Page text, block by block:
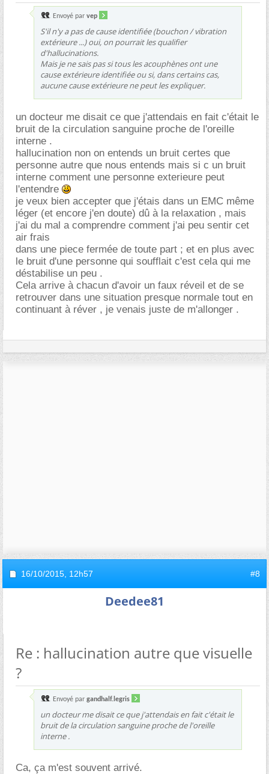
Envoyé par vep
S'il n'y a pas de cause identifiée (bouchon / vibration
extérieure ...) oui, on pourrait les qualifier
d'hallucinations.
Mais je ne sais pas si tous les acouphènes ont une
cause extérieure identifiée ou si, dans certains cas,
aucune cause extérieure ne peut les expliquer.
un docteur me disait ce que j'attendais en fait c'était le
bruit de la circulation sanguine proche de l'oreille
interne .
hallucination non on entends un bruit certes que
personne autre que nous entends mais si c un bruit
interne comment une personne exterieure peut
l'entendre
je veux bien accepter que j'étais dans un EMC même
léger (et encore j'en doute) dû à la relaxation , mais
j'ai du mal a comprendre comment j'ai peu sentir cet
air frais
dans une piece fermée de toute part ; et en plus avec
le bruit d'une personne qui soufflait c'est cela qui me
déstabilise un peu .
Cela arrive à chacun d'avoir un faux réveil et de se
retrouver dans une situation presque normale tout en
continuant à réver , je venais juste de m'allonger .
16/10/2015, 12h57 #8
Deedee81
Re : hallucination autre que visuelle
?
Envoyé par gandhalf.legris
un docteur me disait ce que j'attendais en fait c'était le
bruit de la circulation sanguine proche de l'oreille
interne .
Ca, ça m'est souvent arrivé.